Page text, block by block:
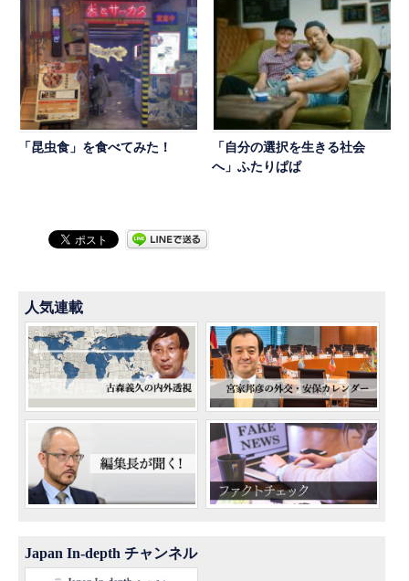
「昆虫食」を食べてみた！
「自分の選択を生きる社会
へ」ふたりぱぱ
人気連載
Japan In-depth チャンネル